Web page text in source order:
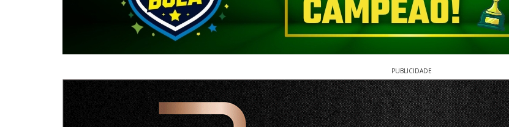
PUBLICIDADE